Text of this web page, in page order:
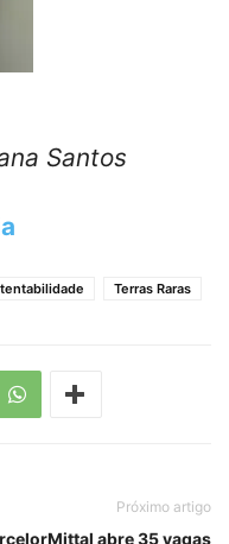
Santos
Terras Raras
Próximo artigo
abre 35 vagas